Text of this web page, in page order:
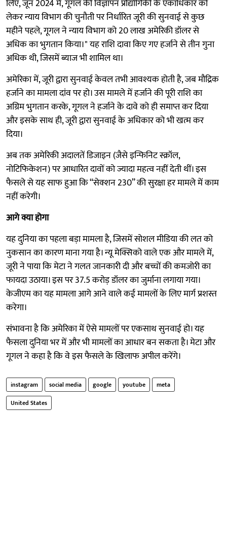
लिए, जून 2024 में, गूगल की विज्ञापन प्रौद्योगिकी के एकाधिकार को
लेकर न्याय विभाग की चुनौती पर निर्धारित जूरी की सुनवाई से कुछ
महीने पहले, गूगल ने न्याय विभाग को 20 लाख अमेरिकी डॉलर से
अधिक का भुगतान किया।" यह राशि दावा किए गए हर्जाने से तीन गुना
अधिक थी, जिसमें ब्याज भी शामिल था।
अमेरिका में, जूरी द्वारा सुनवाई केवल तभी आवश्यक होती है, जब मौद्रिक
हर्जाने का मामला दांव पर हो। उस मामले में हर्जाने की पूरी राशि का
अग्रिम भुगतान करके, गूगल ने हर्जाने के दावे को ही समाप्त कर दिया
और इसके साथ ही, जूरी द्वारा सुनवाई के अधिकार को भी खत्म कर
दिया।
अब तक अमेरिकी अदालतें डिजाइन (जैसे इन्फिनिट स्क्रॉल,
नोटिफिकेशन) पर आधारित दावों को ज्यादा महत्व नहीं देती थीं। इस
फैसले से यह साफ हुआ कि “सेक्शन 230” की सुरक्षा हर मामले में काम
नहीं करेगी।
आगे क्या होगा
यह दुनिया का पहला बड़ा मामला है, जिसमें सोशल मीडिया की लत को
नुकसान का कारण माना गया है। न्यू मेक्सिको वाले एक और मामले में,
जूरी ने पाया कि मेटा ने गलत जानकारी दी और बच्चों की कमजोरी का
फायदा उठाया। इस पर 37.5 करोड़ डॉलर का जुर्माना लगाया गया।
केजीएम का यह मामला आगे आने वाले कई मामलों के लिए मार्ग प्रशस्त
करेगा।
संभावना है कि अमेरिका में ऐसे मामलों पर एकसाथ सुनवाई हो। यह
फैसला दुनिया भर में और भी मामलों का आधार बन सकता है। मेटा और
गूगल ने कहा है कि वे इस फैसले के खिलाफ अपील करेंगे।
instagram social media google youtube
meta
United States